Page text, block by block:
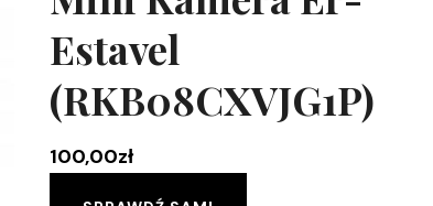
Estavel
(RKB08CXVJG1P)
100,00zł